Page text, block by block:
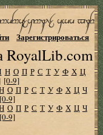
RoyalLib.com
Зарегистрироваться
Н О П Р С Т У Ф Х Ц
[0-9]
О П Р С Т У Ф Х Ц Ч
[0-9]
О П Р С Т У Ф Х Ц Ч
[0-9]